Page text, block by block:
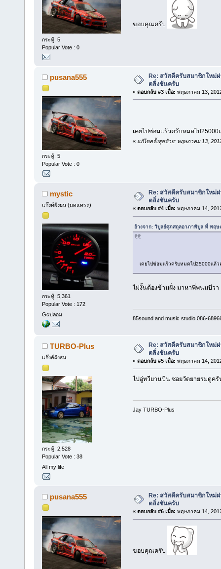
กระทู้: 5
Popular Vote : 0
ขอบคุณครับ
pusana555
กระทู้: 5
Popular Vote : 0
Re: สวัสดีครับสมาชิกใหม่
ตลิ่งชันครับ
« ตอบกลับ #3 เมื่อ: พฤษภาคม 13,
เคยไปซ่อมเเร้วครับหมดไป25000
« แก้ไขครั้งสุดท้าย: พฤษภาคม 13,
mystic
แก๊งค์ฝั่งธน (มดแคระ)
กระทู้: 5,361
Popular Vote : 172
Gcปลอม
Re: สวัสดีครับสมาชิกใหม่
ตลิ่งชันครับ
« ตอบกลับ #4 เมื่อ: พฤษภาคม 14,
อ้างจาก: วิบูลย์ศุภสกุลอาภาพิบูล ที่ พฤ
เคยไปซ่อมเเร้วครับหมดไป25000เเล้
ไม่งั้นต้องข้ามฝั่ง มาหาพี่พนมบีว
85sound and music studio 086-
TURBO-Plus
แก๊งค์ฝั่งธน
กระทู้: 2,528
Popular Vote : 38
All my life
Re: สวัสดีครับสมาชิกใหม่
ตลิ่งชันครับ
« ตอบกลับ #5 เมื่อ: พฤษภาคม 14,
ไปอู่ทวียานบิน ซอยวัดยายร่มดูครั
Jay TURBO-Plus
pusana555
Re: สวัสดีครับสมาชิกใหม่
ตลิ่งชันครับ
« ตอบกลับ #6 เมื่อ: พฤษภาคม 14,
ขอบคุณครับ